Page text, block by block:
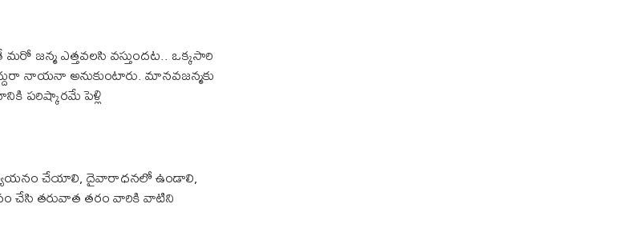
జన్మ ఎత్తవలసి వస్తుందట.. ఒక్కసారి
నాయనా అనుకుంటారు. మానవజన్మకు
పరిష్కారమే పెళ్లి
చేయాలి, దైవారాధనలో ఉండాలి,
చేసి తరువాత తరం వారికి వాటిని